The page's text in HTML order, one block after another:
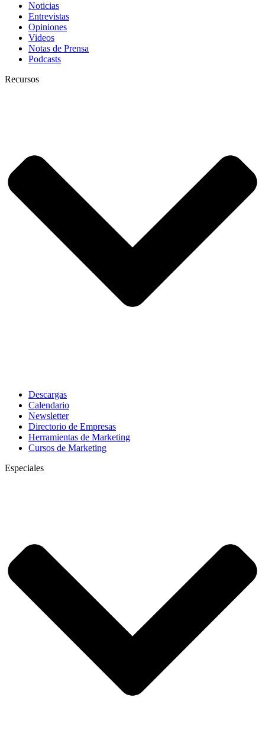
Noticias
Entrevistas
Opiniones
Videos
Notas de Prensa
Podcasts
Recursos
Descargas
Calendario
Newsletter
Directorio de Empresas
Herramientas de Marketing
Cursos de Marketing
Especiales